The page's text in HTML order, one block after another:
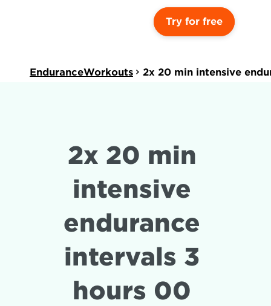
Try for free
EnduranceWorkouts 2x 20 min intensive
2x 20 min
intensive
endurance
intervals 3
hours 00